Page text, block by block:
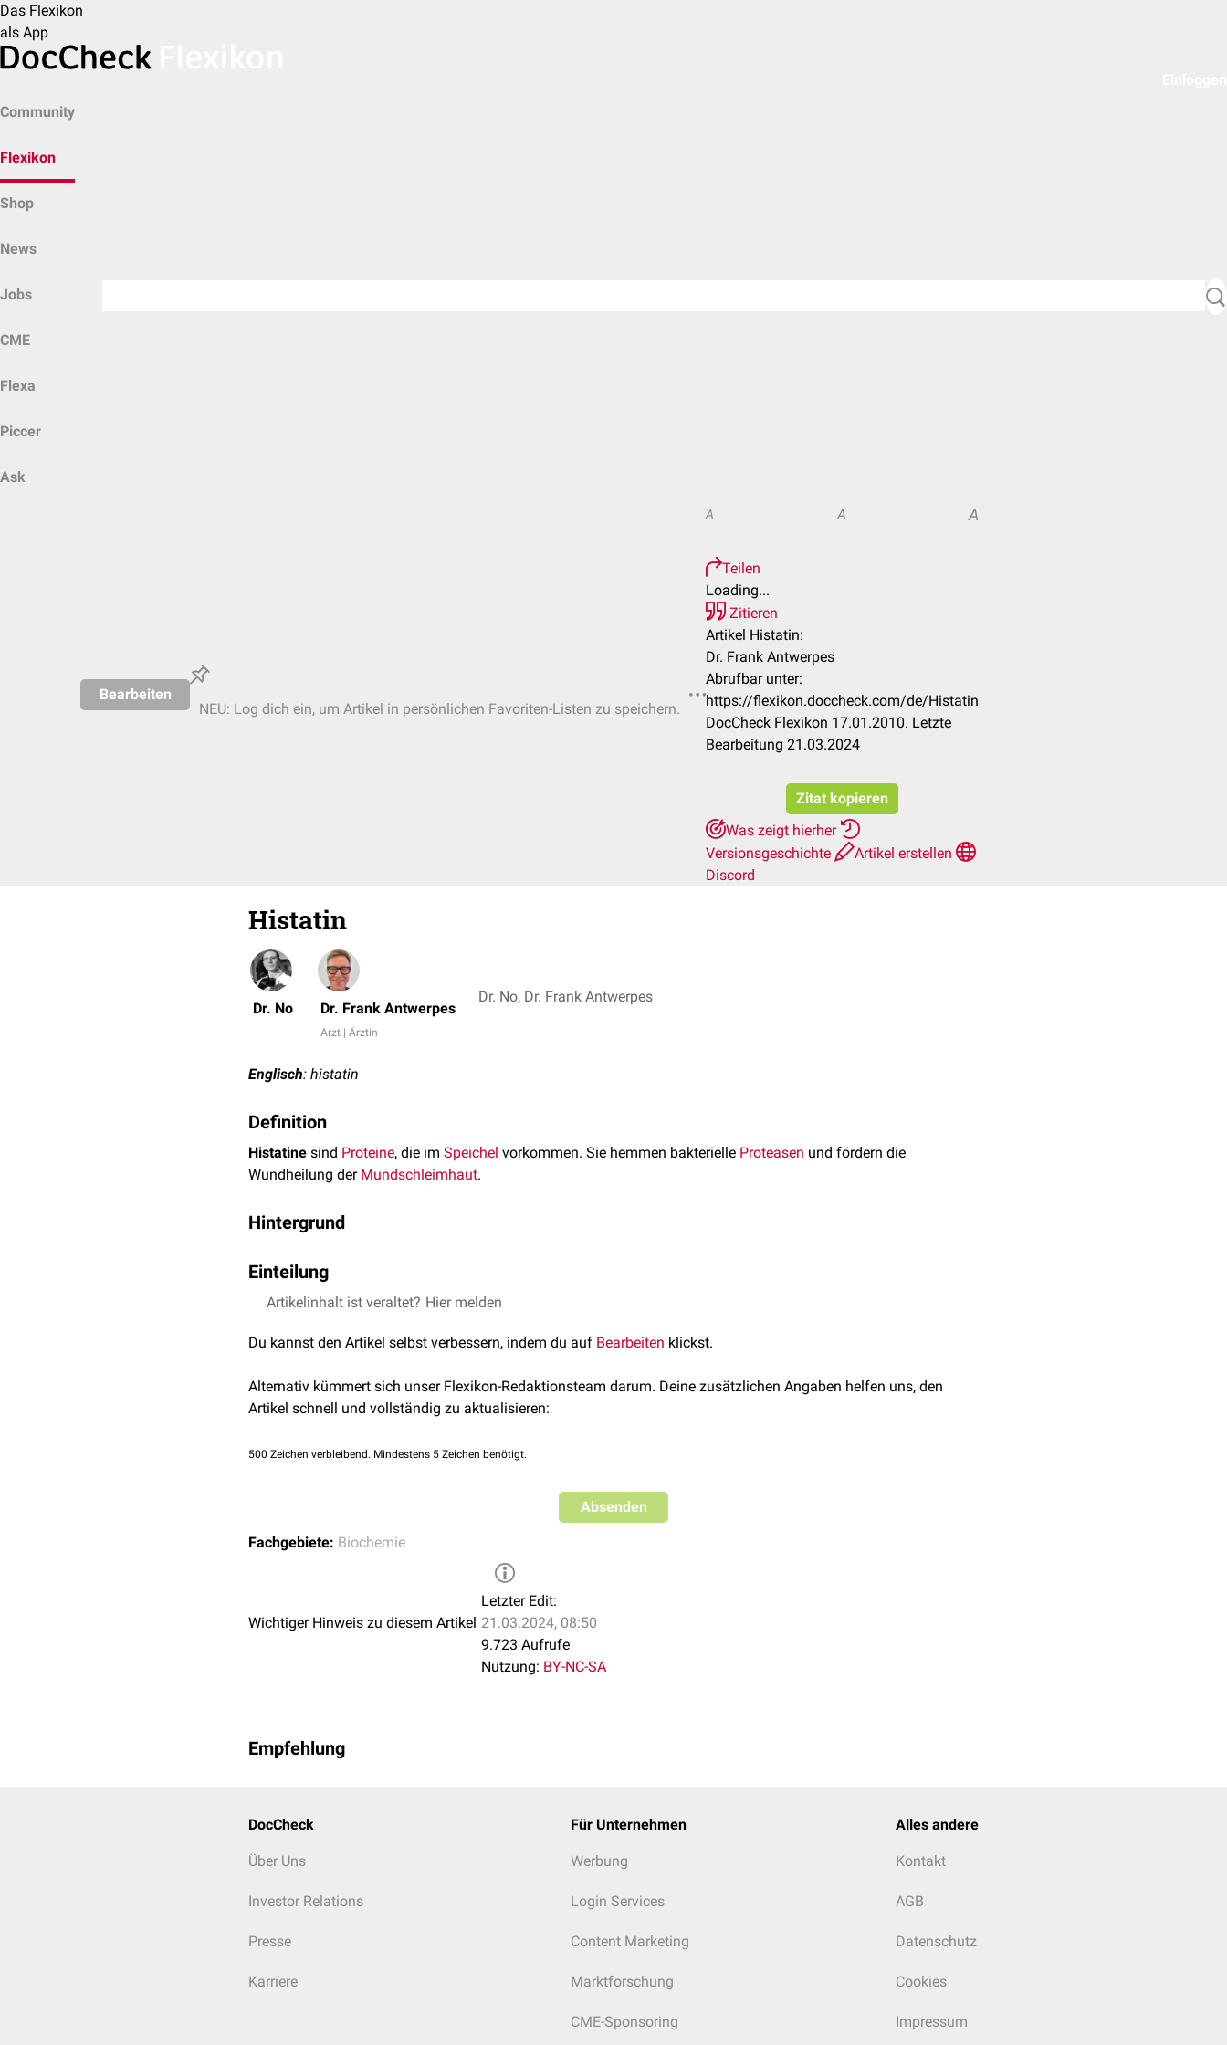
Das Flexikon
als App
Community
Flexikon
Shop
News
Jobs
CME
Flexa
Piccer
Ask
Bearbeiten
NEU: Log dich ein, um Artikel in persönlichen Favoriten-Listen zu speichern.
A A A
Teilen
Loading...
Zitieren
Artikel Histatin:
Dr. Frank Antwerpes
Abrufbar unter:
https://flexikon.doccheck.com/de/Histatin
DocCheck Flexikon 17.01.2010. Letzte
Bearbeitung 21.03.2024
Zitat kopieren
Was zeigt hierher
Versionsgeschichte
Artikel erstellen
Discord
Histatin
Dr. No Dr. Frank Antwerpes
Arzt | Ärztin
Dr. No, Dr. Frank Antwerpes
Englisch: histatin
Definition
Histatine sind Proteine, die im Speichel vorkommen. Sie hemmen bakterielle Proteasen und fördern die
Wundheilung der Mundschleimhaut.
Hintergrund
antimikrobiell
wenn nichts anders zur Verfügung steht.
Einteilung
Man unterscheidet bis zu 12 verschiedene Histatine, die zum überwiegenden Teil aus etwa 20-30 Aminosäuren
Artikelinhalt ist veraltet? Hier melden
Du kannst den Artikel selbst verbessern, indem du auf Bearbeiten klickst.
Alternativ kümmert sich unser Flexikon-Redaktionsteam darum. Deine zusätzlichen Angaben helfen uns, den
Artikel schnell und vollständig zu aktualisieren:
500 Zeichen verbleibend. Mindestens 5 Zeichen benötigt.
Absenden
Fachgebiete: Biochemie
Wichtiger Hinweis zu diesem Artikel
Letzter Edit:
21.03.2024, 08:50
9.723 Aufrufe
Nutzung: BY-NC-SA
Empfehlung
DocCheck
Über Uns
Investor Relations
Presse
Karriere
Für Unternehmen
Werbung
Login Services
Content Marketing
Marktforschung
CME-Sponsoring
Alles andere
Kontakt
AGB
Datenschutz
Cookies
Impressum